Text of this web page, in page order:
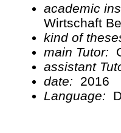
academic
Wirtschaft
kind of
main Tutor:
assistant
date:
2016
Language: